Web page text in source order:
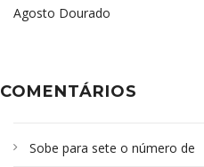
Agosto Dourado
COMENTÁRIOS
Sobe para sete o número de